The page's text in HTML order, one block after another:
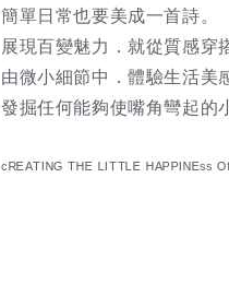
簡單日常也要美成一首詩。
展現百變魅力．就從質感穿
由微小細節中．體驗生活美
發掘任何能夠使嘴角彎起的
ᶜᴿᴱᴬᵀᴵᴺᴳ ᵀᴴᴱ ᴸᴵᵀᵀᴸᴱ ᴴᴬᴾᴾᴵᴺᴱˢˢ